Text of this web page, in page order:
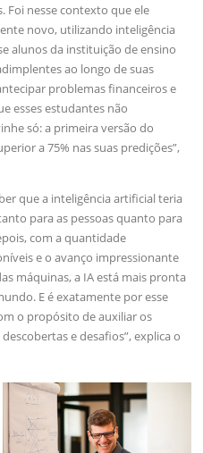
Foi nesse contexto que ele
novo, utilizando inteligência
alunos da instituição de ensino
ao longo de suas
problemas financeiros e
esses estudantes não
só: a primeira versão do
a 75% nas suas predições”,
que a inteligência artificial teria
para as pessoas quanto para
com a quantidade
e o avanço impressionante
máquinas, a IA está mais pronta
E é exatamente por esse
o propósito de auxiliar os
e desafios”, explica o